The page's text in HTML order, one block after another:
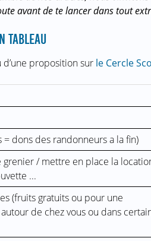
avant de te lancer dans tout
TABLEAU
d’une proposition sur le Cercle
= dons des randonneurs a la fin)
grenier / mettre en place la
...
(fruits gratuits ou pour une
de chez vous ou dans